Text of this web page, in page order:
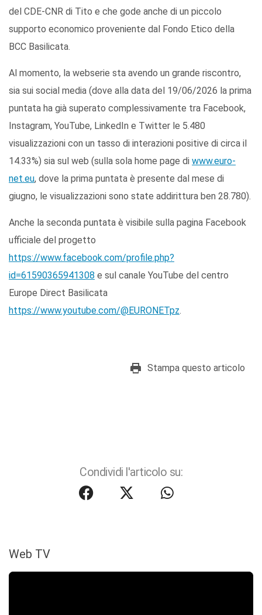
del CDE-CNR di Tito e che gode anche di un piccolo
supporto economico proveniente dal Fondo Etico della
BCC Basilicata.
Al momento, la webserie sta avendo un grande riscontro,
sia sui social media (dove alla data del 19/06/2026 la prima
puntata ha già superato complessivamente tra Facebook,
Instagram, YouTube, LinkedIn e Twitter le 5.480
visualizzazioni con un tasso di interazioni positive di circa il
14.33%) sia sul web (sulla sola home page di www.euro-
net.eu, dove la prima puntata è presente dal mese di
giugno, le visualizzazioni sono state addirittura ben 28.780).
Anche la seconda puntata è visibile sulla pagina Facebook
ufficiale del progetto
https://www.facebook.com/profile.php?
id=61590365941308 e sul canale YouTube del centro
Europe Direct Basilicata
https://www.youtube.com/@EURONETpz.
Stampa questo articolo
Condividi l'articolo su:
Web TV